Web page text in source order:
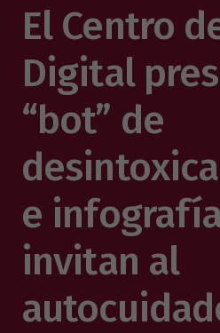
El Centro
Digital
“bot” de
e
invitan al